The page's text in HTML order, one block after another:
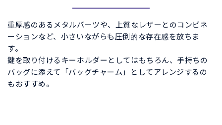
重厚感のあるメタルパーツや、上質なレザーとのコンビネ
ーションなど、小さいながらも圧倒的な存在感を放ちま
す。
鍵を取り付けるキーホルダーとしてはもちろん、手持ちの
バッグに添えて「バッグチャーム」としてアレンジするの
もおすすめ。